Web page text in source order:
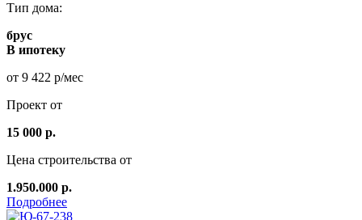
Тип дома:
брус
В ипотеку
от 9 422 р/мес
Проект от
15 000 р.
Цена строительства от
1.950.000 р.
Подробнее